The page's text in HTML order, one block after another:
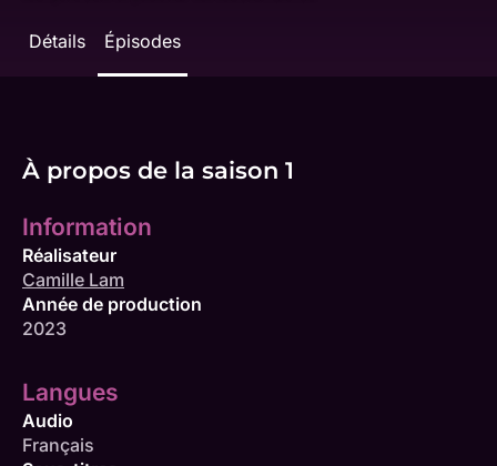
Détails Épisodes
À propos de la saison 1
Information
Réalisateur
Camille Lam
Année de production
2023
Langues
Audio
Français